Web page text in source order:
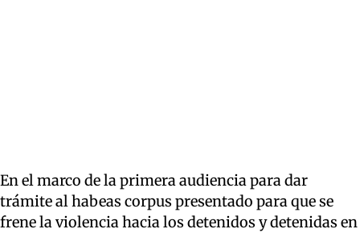
En el marco de la primera audiencia para dar
trámite al habeas corpus presentado para que se
frene la violencia hacia los detenidos y detenidas en